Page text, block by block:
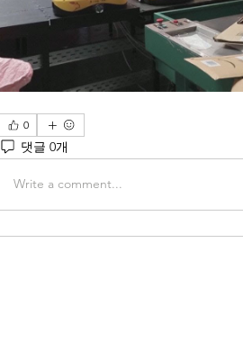
0
댓글 0개
Write a comment...